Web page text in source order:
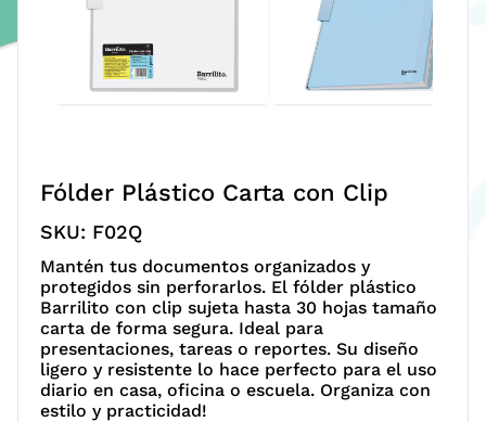
Fólder Plástico Carta con Clip
SKU: F02Q
Mantén tus documentos organizados y
protegidos sin perforarlos. El fólder plástico
Barrilito con clip sujeta hasta 30 hojas tamaño
carta de forma segura. Ideal para
presentaciones, tareas o reportes. Su diseño
ligero y resistente lo hace perfecto para el uso
diario en casa, oficina o escuela. Organiza con
estilo y practicidad!